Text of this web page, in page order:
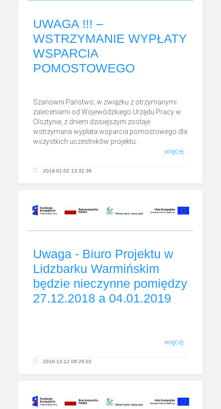
UWAGA !!! –
WSTRZYMANIE WYPŁATY
WSPARCIA
POMOSTOWEGO
Szanowni Państwo, w związku z otrzymanymi
zaleceniami od Wojewódzkiego Urzędu Pracy w
Olsztynie, z dniem dzisiejszym zostaje
wstrzymana wypłata wsparcia pomostowego dla
wszystkich uczestników projektu...
więcej...
2019-01-02 13:32:36
Uwaga - Biuro Projektu w
Lidzbarku Warmińskim
będzie nieczynne pomiędzy
27.12.2018 a 04.01.2019
więcej...
2018-12-12 08:26:02